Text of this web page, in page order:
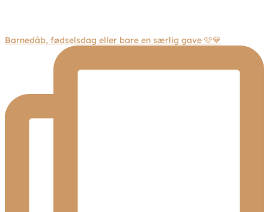
Barnedåb, fødselsdag eller bare en særlig gave 🩷💙